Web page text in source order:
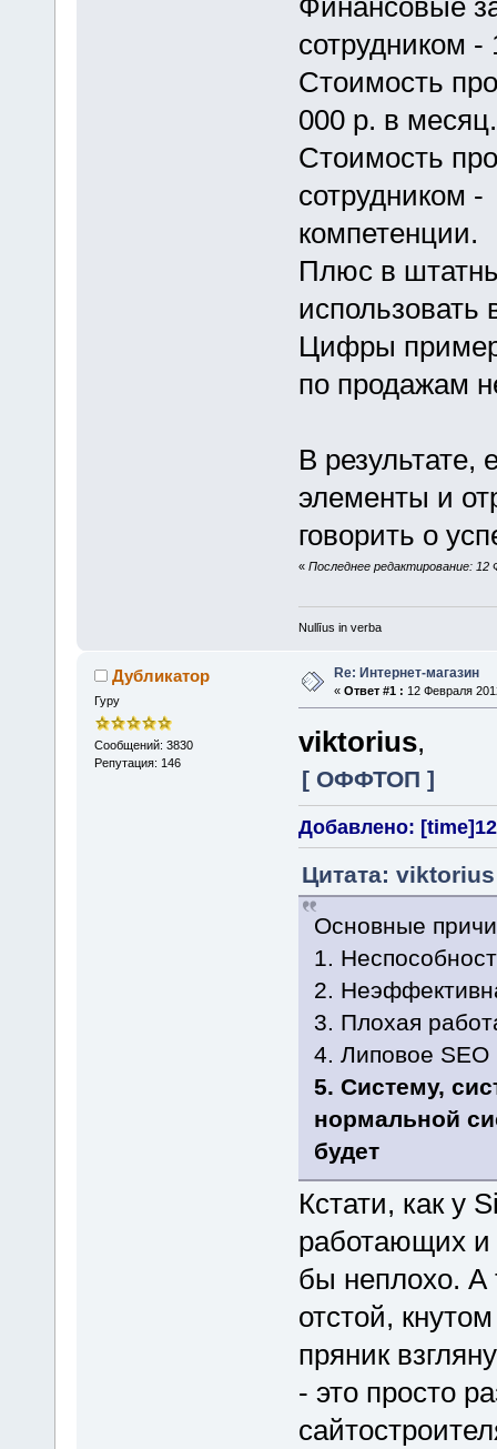
Финансовые
сотрудником -
Стоимость
000 р. в месяц.
Стоимость
сотрудником
компетенции.
Плюс в
Цифры
по продажам
В
элементы и
говорить о
« Последнее редактирование: 12
Nullīus in verba
Дубликатор
Гуру
Сообщений: 3830
Репутация: 146
Re: Интернет-магазин
« Ответ #1 : 12 Февраля
viktorius,
[ ОФФТОП ]
Добавлено:
Цитата:
Основные
1.
2.
3. Плохая
4. Липовое
5. Систему,
нормальной
будет
Кстати, как у
работающих
бы неплохо. А
отстой,
пряник
- это просто